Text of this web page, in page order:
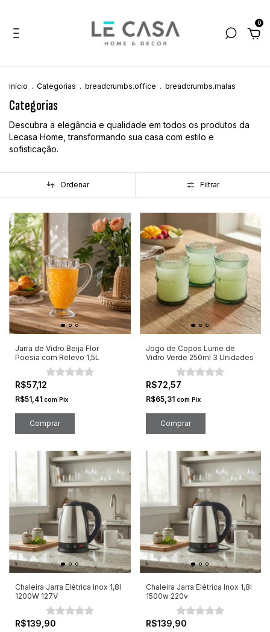
0
Início . Categorias . breadcrumbs.office . breadcrumbs.malas
Categorias
Descubra a elegância e qualidade em todos os produtos da
Lecasa Home, transformando sua casa com estilo e
sofisticação.
Ordenar Filtrar
Jarra de Vidro Beija Flor
Poesia com Relevo 1,5L
R$57,12
R$51,41 com Pix
Jogo de Copos Lume de
Vidro Verde 250ml 3 Unidades
R$72,57
R$65,31 com Pix
Chaleira Jarra Elétrica Inox 1,8l
1200W 127V
R$139,90
Chaleira Jarra Elétrica Inox 1,8l
1500w 220v
R$139,90